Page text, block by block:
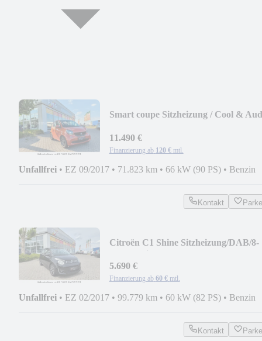
Smart coupe Sitzheizung / Cool &
11.490 €
Finanzierung ab 120 € mtl.
Unfallfrei • EZ 09/2017 • 71.823 km • 66 kW (90 PS) • Benzin
Kontakt
Citroën C1 Shine Sitzheizung/DAB/8-
5.690 €
Finanzierung ab 60 € mtl.
Unfallfrei • EZ 02/2017 • 99.779 km • 60 kW (82 PS) • Benzin
Kontakt